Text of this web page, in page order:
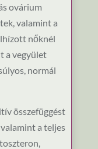
ovárium
valamint a
nőknél
a vegyület
normál
összefüggést
a teljes